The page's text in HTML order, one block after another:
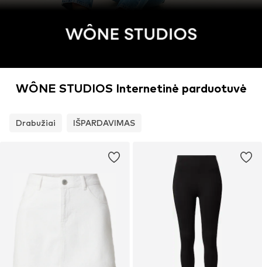
WÔNE STUDIOS Internetinė parduotuvė
Drabužiai IŠPARDAVIMAS